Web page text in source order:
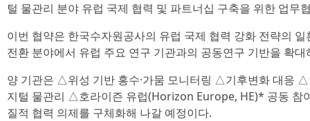
털 물관리 분야 유럽 국제 협력 및 파트너십 구축을 위한 업무
이번 협약은 한국수자원공사의 유럽 국제 협력 강화 전략의
전환 분야에서 유럽 주요 연구 기관과의 공동연구 기반을 확
양 기관은 △위성 기반 홍수·가뭄 모니터링 △기후변화 대응 △
지털 물관리 △호라이즌 유럽(Horizon Europe, HE)* 공동 참
질적 협력 의제를 구체화해 나갈 예정이다.